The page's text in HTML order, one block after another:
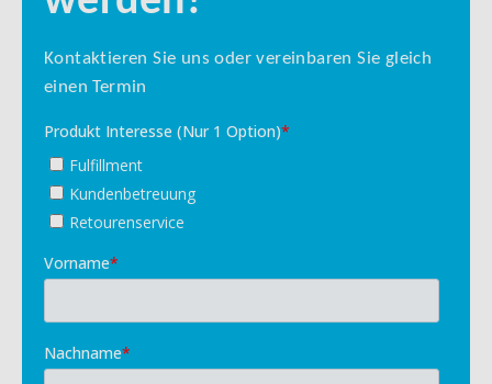
Kontaktieren Sie uns oder vereinbaren Sie gleich
einen Termin